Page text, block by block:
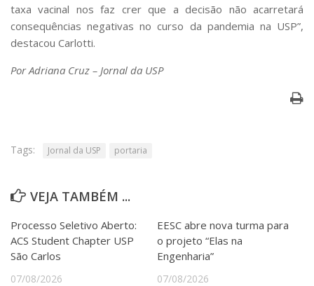
taxa vacinal nos faz crer que a decisão não acarretará
consequências negativas no curso da pandemia na USP”,
destacou Carlotti.
Por Adriana Cruz – Jornal da USP
Tags: Jornal da USP portaria
VEJA TAMBÉM ...
Processo Seletivo Aberto:
ACS Student Chapter USP
São Carlos
07/08/2026
EESC abre nova turma para
o projeto “Elas na
Engenharia”
07/08/2026